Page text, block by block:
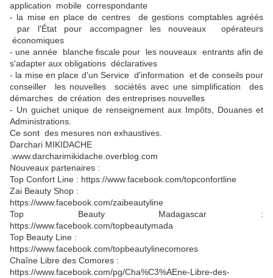
application mobile correspondante
- la mise en place de centres de gestions comptables agréés
par l'État pour accompagner les nouveaux opérateurs
économiques
- une année blanche fiscale pour les nouveaux entrants afin de
s'adapter aux obligations déclaratives
- la mise en place d'un Service d'information et de conseils pour
conseiller les nouvelles sociétés avec une simplification des
démarches de création des entreprises nouvelles
- Un guichet unique de renseignement aux Impôts, Douanes et
Administrations.
Ce sont des mesures non exhaustives.
Darchari MIKIDACHE
.www.darcharimikidache.overblog.com
Nouveaux partenaires :
Top Confort Line : https://www.facebook.com/topconfortline
Zai Beauty Shop :
https://www.facebook.com/zaibeautyline
Top Beauty Madagascar :
https://www.facebook.com/topbeautymada
Top Beauty Line :
https://www.facebook.com/topbeautylinecomores
Chaîne Libre des Comores :
https://www.facebook.com/pg/Cha%C3%AEne-Libre-des-